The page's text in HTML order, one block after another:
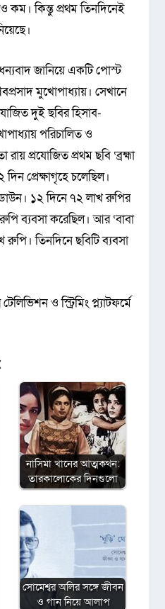
কম। কিন্তু প্রথম তিনদিনেই
জানিয়ে একটি পোস্ট
মুখোপাধ্যায়। সেখানে
দুই ছবির হিসাব-
পরিচালিত ও
রায় প্রযোজিত প্রথম ছবি ‘ব্রহ্মা
প্রেক্ষাগৃহে চলেছিল।
১২ দিনে ৭২ লাখ রুপির
ব্যবসা করেছিল। আর ‘বাবা
তিনদিনে ছবিটি ব্যবসা
ও স্ট্রিমিং প্ল্যাটফর্মে
নাসিমা খানের আত্মকথন:
তারকালোকের দিনগুলো
সোমেশ্বর অলির সঙ্গে জীবন
ও গান নিয়ে আলাপ